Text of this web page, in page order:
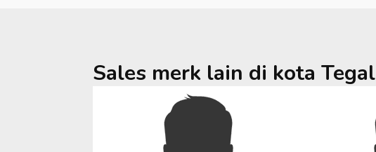
Sales merk lain di kota Tegal